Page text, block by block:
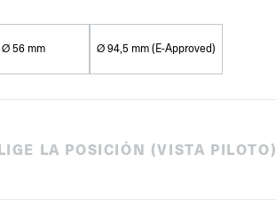
Ø 56 mm Ø 94,5 mm (E-Approved)
LA POSICIÓN (VISTA PILOTO)